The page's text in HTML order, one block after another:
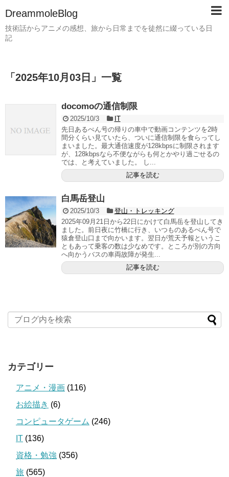
DreammoleBlog
技術話からアニメの感想、旅から日常までを徒然に綴っている日
記
「 2025年10月03日 」 一覧
docomoの通信制限
2025/10/3
IT
先日あるぺん号の帰りの車中で動画コンテンツを2時
間分くらい見ていたら、ついに通信制限を食らってし
まいました。最大通信速度が128kbpsに制限されます
が、128kbpsなら不便ながらも何とかやり過ごせるの
では、と考えていました。 し...
記事を読む
白馬岳登山
2025/10/3
登山・トレッキング
2025年09月21日から22日にかけて白馬岳を登山してき
ました。前日夜に竹橋に行き、いつものあるぺん号で
猿倉登山口まで向かいます。翌日が荒天予報というこ
ともあって乗客の数は少なめです。ところが別の方向
へ向かうバスの車両故障が発生...
記事を読む
カテゴリー
アニメ・漫画 (116)
お絵描き (6)
コンピュータゲーム (246)
IT (136)
資格・勉強 (356)
旅 (565)